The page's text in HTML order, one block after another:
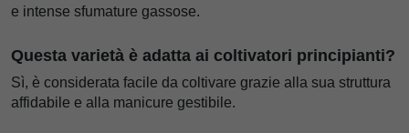
e intense sfumature gassose.
Questa varietà è adatta ai coltivatori principianti?
Sì, è considerata facile da coltivare grazie alla sua struttura
affidabile e alla manicure gestibile.